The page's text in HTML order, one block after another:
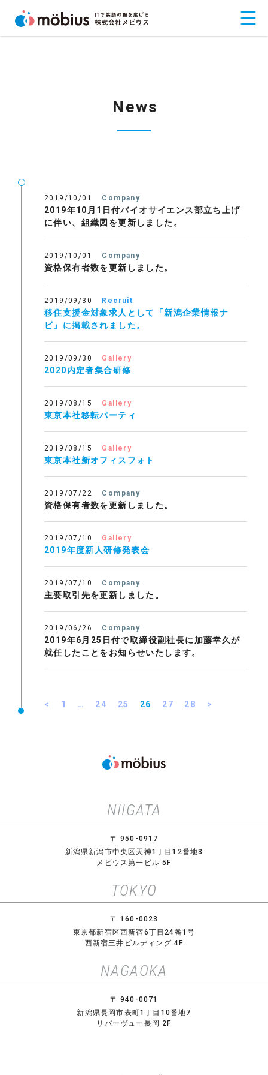
News
2019/10/01 Company
2019年10月1日付バイオサイエンス部立ち上げ
に伴い、組織図を更新しました。
2019/10/01 Company
資格保有者数を更新しました。
2019/09/30 Recruit
移住支援金対象求人として「新潟企業情報ナ
ビ」に掲載されました。
2019/09/30 Gallery
2020内定者集合研修
2019/08/15 Gallery
東京本社移転パーティ
2019/08/15 Gallery
東京本社新オフィスフォト
2019/07/22 Company
資格保有者数を更新しました。
2019/07/10 Gallery
2019年度新人研修発表会
2019/07/10 Company
主要取引先を更新しました。
2019/06/26 Company
2019年6月25日付で取締役副社長に加藤幸久が
就任したことをお知らせいたします。
< 1 … 24 25 26 27 28 >
NIIGATA
〒 950-0917
新潟県新潟市中央区天神1丁目12番地3
メビウス第一ビル 5F
TOKYO
〒 160-0023
東京都新宿区西新宿6丁目24番1号
西新宿三井ビルディング 4F
NAGAOKA
〒 940-0071
新潟県長岡市表町1丁目10番地7
リバーヴュー長岡 2F